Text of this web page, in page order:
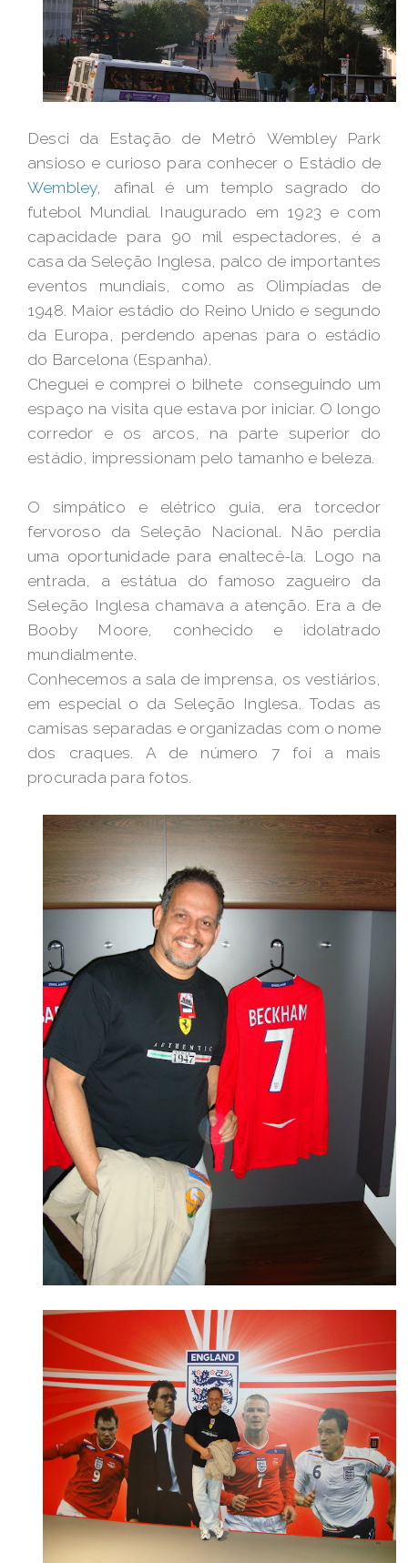
Desci da Estação de Metrô Wembley Park
ansioso e curioso para conhecer o Estádio de
Wembley, afinal é um templo sagrado do
futebol Mundial. Inaugurado em 1923 e com
capacidade para 90 mil espectadores, é a
casa da Seleção Inglesa, palco de importantes
eventos mundiais, como as Olimpíadas de
1948. Maior estádio do Reino Unido e segundo
da Europa, perdendo apenas para o estádio
do Barcelona (Espanha).
Cheguei e comprei o bilhete conseguindo um
espaço na visita que estava por iniciar. O longo
corredor e os arcos, na parte superior do
estádio, impressionam pelo tamanho e beleza.
O simpático e elétrico guia, era torcedor
fervoroso da Seleção Nacional. Não perdia
uma oportunidade para enaltecê-la. Logo na
entrada, a estátua do famoso zagueiro da
Seleção Inglesa chamava a atenção. Era a de
Booby Moore, conhecido e idolatrado
mundialmente.
Conhecemos a sala de imprensa, os vestiários,
em especial o da Seleção Inglesa. Todas as
camisas separadas e organizadas com o nome
dos craques. A de número 7 foi a mais
procurada para fotos.